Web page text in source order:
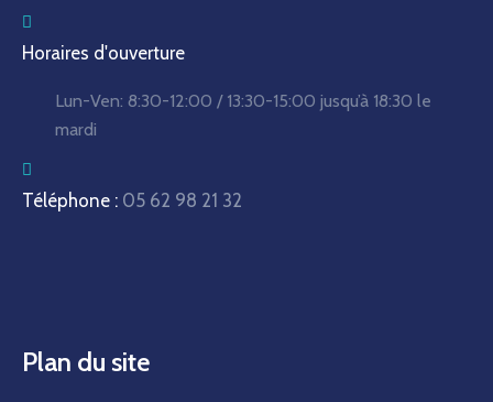
Horaires d'ouverture
Lun-Ven: 8:30-12:00 / 13:30-15:00 jusqu’à 18:30 le
mardi
Téléphone : 05 62 98 21 32
Plan du site